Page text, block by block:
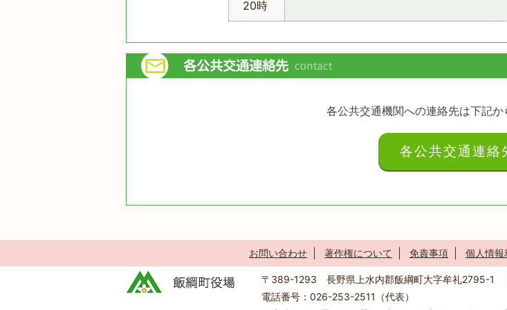
20時
各公共交通機関への連絡先は下記か
各公共交通連絡
お問い合わせ 著作権について 免責事項 個人情報
〒389-1293 長野県上水内郡飯綱町大字牟礼2795-1
電話番号：026-253-2511（代表）